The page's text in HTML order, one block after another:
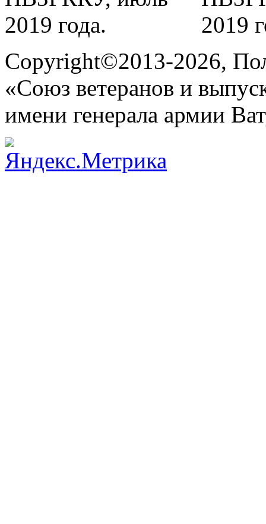
Copyright©2013-2026,
«Союз ветеранов и
имени генерала армии